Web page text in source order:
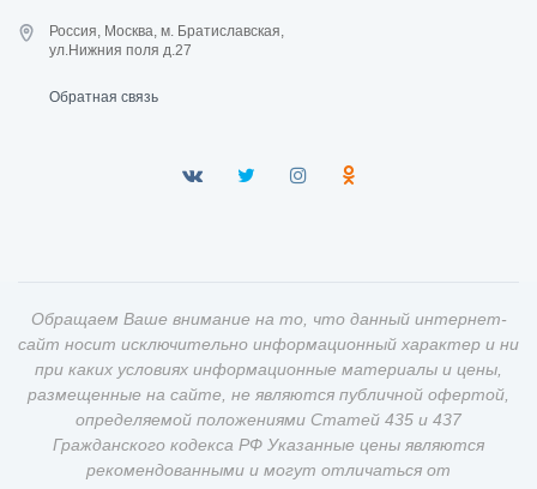
Россия, Москва, м. Братиславская,
ул.Нижния поля д.27
Обратная связь
Обращаем Ваше внимание на то, что данный интернет-
сайт носит исключительно информационный характер и ни
при каких условиях информационные материалы и цены,
размещенные на сайте, не являются публичной офертой,
определяемой положениями Статей 435 и 437
Гражданского кодекса РФ Указанные цены являются
рекомендованными и могут отличаться от